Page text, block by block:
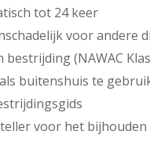
tot 24 keer
voor andere
(NAWAC
buitenshuis te
voor het bijhouden